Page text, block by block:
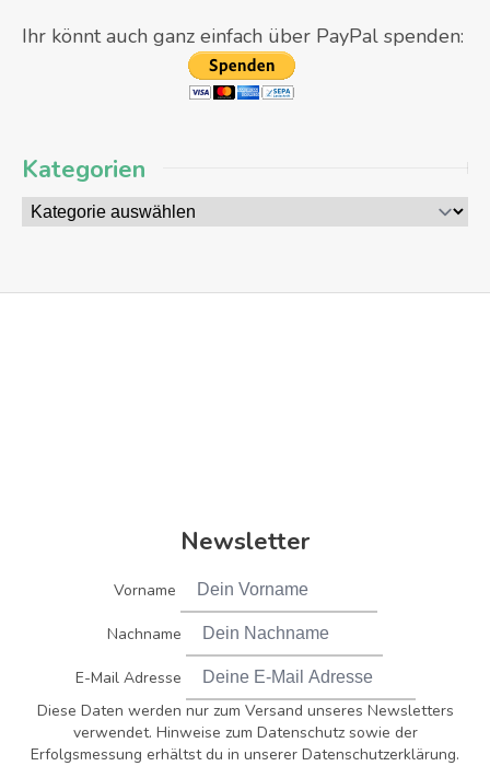
Ihr könnt auch ganz einfach über PayPal spenden:
Kategorien
Newsletter
Vorname
Nachname
E-Mail Adresse
Diese Daten werden nur zum Versand unseres Newsletters
verwendet. Hinweise zum Datenschutz sowie der
Erfolgsmessung erhältst du in unserer Datenschutzerklärung.